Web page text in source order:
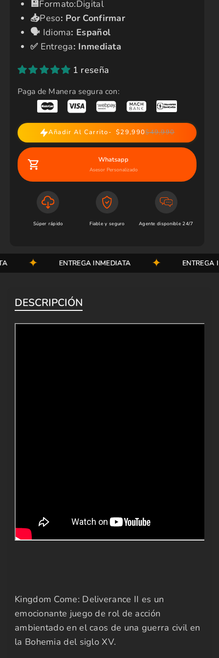
​💾​Formato:Digital
📥Peso: Por Confirmar
🗣️​ Idioma: Español
✅​ Entrega: Inmediata
1 reseña
Paga de Manera segura con:
Añadir Al Carrito $29,990$49,990
Whatsapp
Asesor Personalizado
Súper rápido Fiable y seguro Agente disponible 24/7
ENTREGA INMEDIATA ENTREGA
DESCRIPCIÓN
Kingdom Come: Deliverance II es un
emocionante juego de rol de acción
ambientado en el caos de una guerra civil en
la Bohemia del siglo XV.